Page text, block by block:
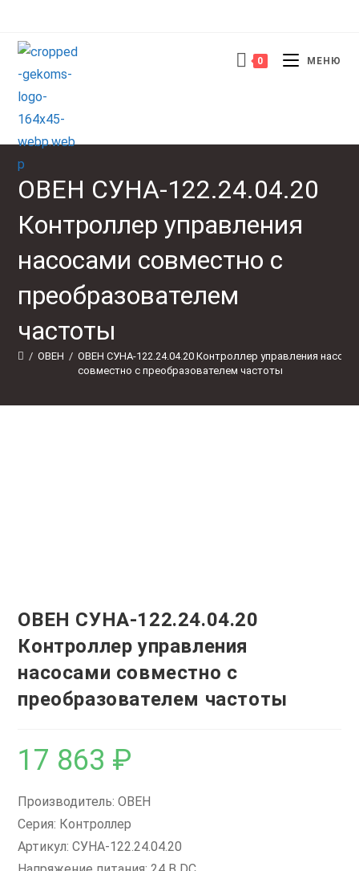
содержимому
0 МЕНЮ
ОВЕН СУНА-122.24.04.20
Контроллер управления
насосами совместно с
преобразователем
частоты
/ ОВЕН / ОВЕН СУНА-122.24.04.20 Контроллер управления
совместно с преобразователем частоты
ОВЕН СУНА-122.24.04.20
Контроллер управления
насосами совместно с
преобразователем частоты
17 863 ₽
Производитель: ОВЕН
Серия: Контроллер
Артикул: СУНА-122.24.04.20